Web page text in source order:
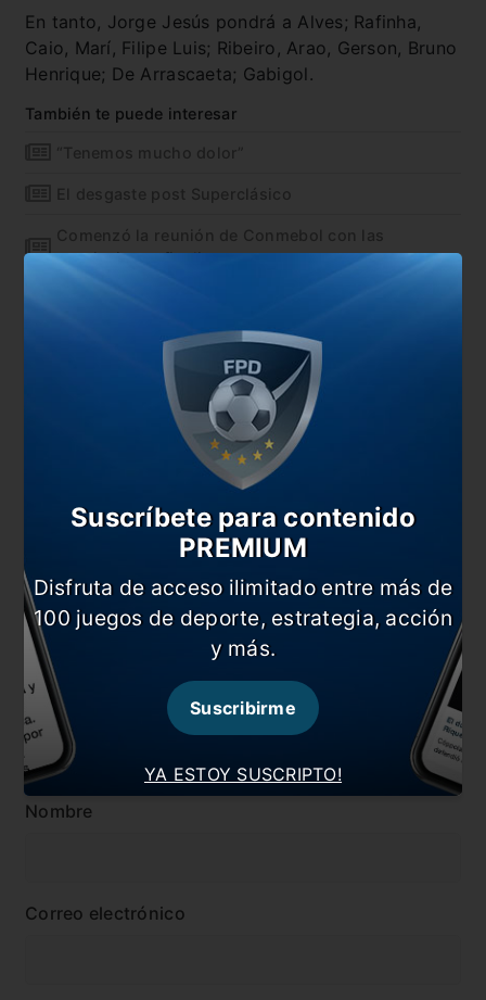
En tanto, Jorge Jesús pondrá a Alves; Rafinha,
Caio, Marí, Filipe Luis; Ribeiro, Arao, Gerson, Bruno
Henrique; De Arrascaeta; Gabigol.
También te puede interesar
“Tenemos mucho dolor”
El desgaste post Superclásico
Comenzó la reunión de Conmebol con las
asociaciones finalistas
#Copa Libertadores #Flamengo
#Noticia
Dejá tu opinión acá!
Nombre
Correo electrónico
YA ESTOY SUSCRIPTO!
Suscríbete para contenido
PREMIUM
Disfruta de acceso ilimitado entre más de
100 juegos de deporte, estrategia, acción
y más.
Suscribirme